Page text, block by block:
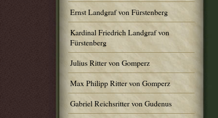
Ernst Landgraf von Fürstenberg
Kardinal Friedrich Landgraf von
Fürstenberg
Julius Ritter von Gomperz
Max Philipp Ritter von Gomperz
Gabriel Reichsritter von Gudenus